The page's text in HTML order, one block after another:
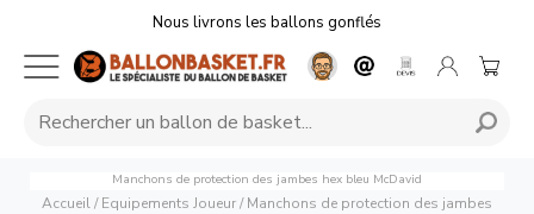
Nous livrons les ballons gonflés
Manchons de protection des jambes hex bleu McDavid
Accueil/ Equipements Joueur/ Manchons de protection des jambes